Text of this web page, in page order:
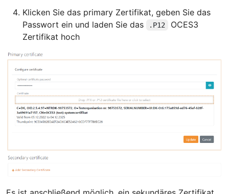
Klicken Sie das primary Zertifikat, geben Sie das
Passwort ein und laden Sie das
.P12
OCES3
Zertifikat hoch